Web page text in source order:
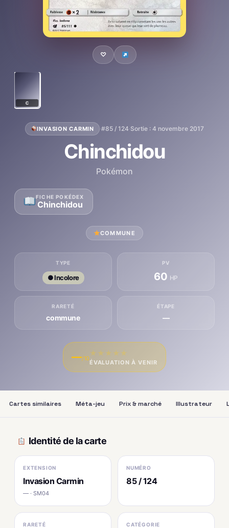
♡
C
INVASION CARMIN ·#85 / 124·Sortie : 4 novembre 2017
Chinchidou
Pokémon
FICHE POKÉDEX
Chinchidou
COMMUNE
TYPE
● Incolore
PV
60 HP
RARETÉ
commune
ÉTAPE
—
—/10
★ ★ ★ ★ ★
ÉVALUATION À VENIR
Cartes similaires Méta-jeu Prix & marché Illustrateur
Identité de la carte
EXTENSION
Invasion Carmin
— · SM04
NUMÉRO
85 / 124
RARETÉ CATÉGORIE